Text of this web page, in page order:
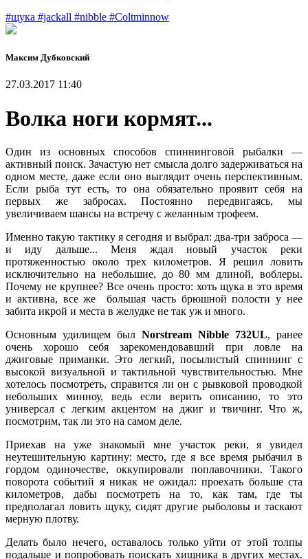
#щука #jackall #nibble #Coltminnow
Максим Дубковский
27.03.2017 11:40
Волка ноги кормят...
Один из основных способов спиннинговой рыбалки —
активный поиск. Зачастую нет смысла долго задерживаться на
одном месте, даже если оно выглядит очень перспективным.
Если рыба тут есть, то она обязательно проявит себя на
первых же забросах. Постоянно передвигаясь, мы
увеличиваем шансы на встречу с желанным трофеем.
Именно такую тактику я сегодня и выбрал: два-три заброса —
и иду дальше... Меня ждал новый участок реки
протяженностью около трех километров. Я решил ловить
исключительно на небольшие, до 80 мм длиной, воблеры.
Почему не крупнее? Все очень просто: хоть щука в это время
и активна, все же большая часть брюшной полости у нее
забита икрой и места в желудке не так уж и много.
Основным удилищем был Norstream Nibble 732UL, ранее
очень хорошо себя зарекомендовавший при ловле на
джиговые приманки. Это легкий, посылистый спиннинг с
высокой визуальной и тактильной чувствительностью. Мне
хотелось посмотреть, справится ли он с рывковой проводкой
небольших минноу, ведь если верить описанию, то это
универсал с легким акцентом на джиг и твичинг. Что ж,
посмотрим, так ли это на самом деле.
Приехав на уже знакомый мне участок реки, я увидел
неутешительную картину: место, где я все время рыбачил в
гордом одиночестве, оккупировали поплавочники. Такого
поворота событий я никак не ожидал: проехать больше ста
километров, дабы посмотреть на то, как там, где ты
предполагал ловить щуку, сидят другие рыболовы и таскают
мерную плотву.
Делать было нечего, оставалось только уйти от этой толпы
подальше и попробовать поискать хищника в других местах.